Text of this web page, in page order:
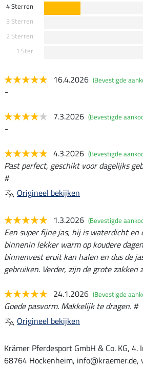
4 Sterren
3 Sterren
2 Sterren
1 Ster
16.4.2026 (Bevestigde
-
7.3.2026 (Bevestigde
-
4.3.2026 (Bevestigde
Past perfect, geschikt voor dagelijks
#
Origineel bekijken
1.3.2026 (Bevestigde
Een super fijne jas, hij is waterdicht en
binnenin lekker warm op koudere
binnenvest eruit kan halen en dus de
gebruiken. Verder, zijn de grote zakken
24.1.2026 (Bevestigde
Goede pasvorm. Makkelijk te dragen. #
Origineel bekijken
Krämer Pferdesport GmbH & Co. KG,
68764 Hockenheim, info@kraemer.de,